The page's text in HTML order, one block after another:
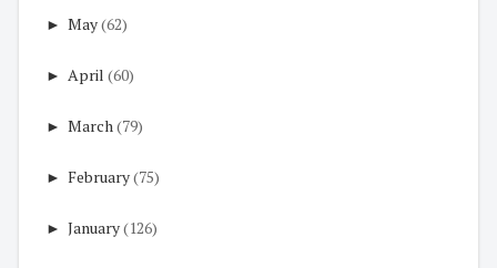
► May(62)
► April (60)
► March (79)
► February(75)
► January(126)